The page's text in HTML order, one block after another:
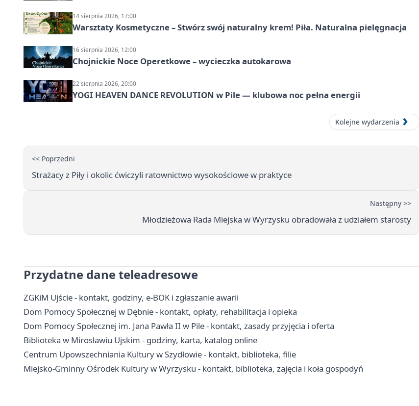
14 sierpnia 2026, 17:00
Warsztaty Kosmetyczne – Stwórz swój naturalny krem! Piła. Naturalna pielęgnacja
16 sierpnia 2026, 12:00
Chojnickie Noce Operetkowe – wycieczka autokarowa
22 sierpnia 2026, 20:00
YOGI HEAVEN DANCE REVOLUTION w Pile — klubowa noc pełna energii
Kolejne wydarzenia
<< Poprzedni
Strażacy z Piły i okolic ćwiczyli ratownictwo wysokościowe w praktyce
Następny >>
Młodzieżowa Rada Miejska w Wyrzysku obradowała z udziałem starosty
Przydatne dane teleadresowe
ZGKiM Ujście - kontakt, godziny, e-BOK i zgłaszanie awarii
Dom Pomocy Społecznej w Dębnie - kontakt, opłaty, rehabilitacja i opieka
Dom Pomocy Społecznej im. Jana Pawła II w Pile - kontakt, zasady przyjęcia i oferta
Biblioteka w Mirosławiu Ujskim - godziny, karta, katalog online
Centrum Upowszechniania Kultury w Szydłowie - kontakt, biblioteka, filie
Miejsko-Gminny Ośrodek Kultury w Wyrzysku - kontakt, biblioteka, zajęcia i koła gospodyń